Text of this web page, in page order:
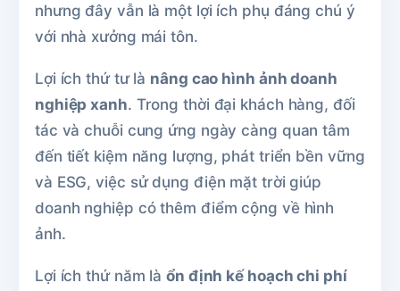
nhưng đây vẫn là một lợi ích phụ đáng chú ý
với nhà xưởng mái tôn.
Lợi ích thứ tư là nâng cao hình ảnh doanh
nghiệp xanh. Trong thời đại khách hàng, đối
tác và chuỗi cung ứng ngày càng quan tâm
đến tiết kiệm năng lượng, phát triển bền vững
và ESG, việc sử dụng điện mặt trời giúp
doanh nghiệp có thêm điểm cộng về hình
ảnh.
Lợi ích thứ năm làổn định kế hoạch chi phí